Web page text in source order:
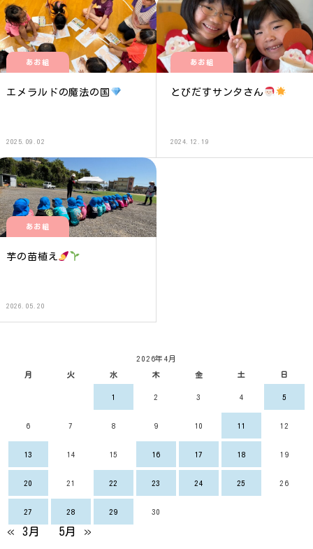
あお組
エメラルドの魔法の国
2025.09.02
あお組
とびだすサンタさん
2024.12.19
あお組
芋の苗植え
2026.05.20
2026年4月
月 火 水 木 金 土 日
1 2 3 4 5
6 7 8 9 10 11 12
13 14 15 16 17 18 19
20 21 22 23 24 25 26
27 28 29 30
« 3月 5月 »